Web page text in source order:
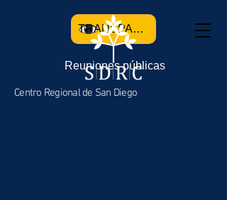
TRANSPARENCIA
Reuniones públicas
Centro Regional de San Diego